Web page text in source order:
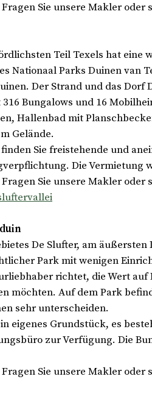
Sie unsere Makler oder
Teil Texels hat eine
Nationaal Parks Duinen van
Der Strand und das
Bungalows und 16
Hallenbad mit
Gelände.
Sie freistehende und
Die Vermietung
Sie unsere Makler oder
De Slufter, am
Park mit wenigen
richtet, die Wert
möchten. Auf dem Park
sehr unterscheiden.
eigenes Grundstück, es
zur Verfügung. Die
Sie unsere Makler oder